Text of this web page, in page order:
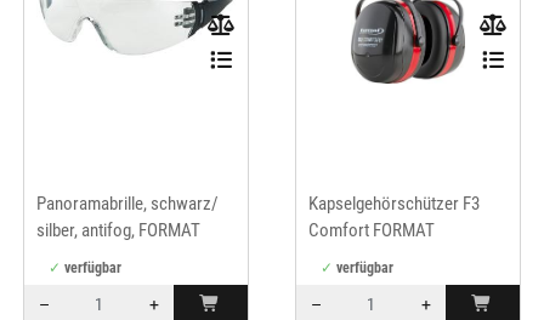
Panoramabrille, schwarz/
silber, antifog, FORMAT
verfügbar
–
+
Kapselgehörschützer F3
Comfort FORMAT
verfügbar
–
+